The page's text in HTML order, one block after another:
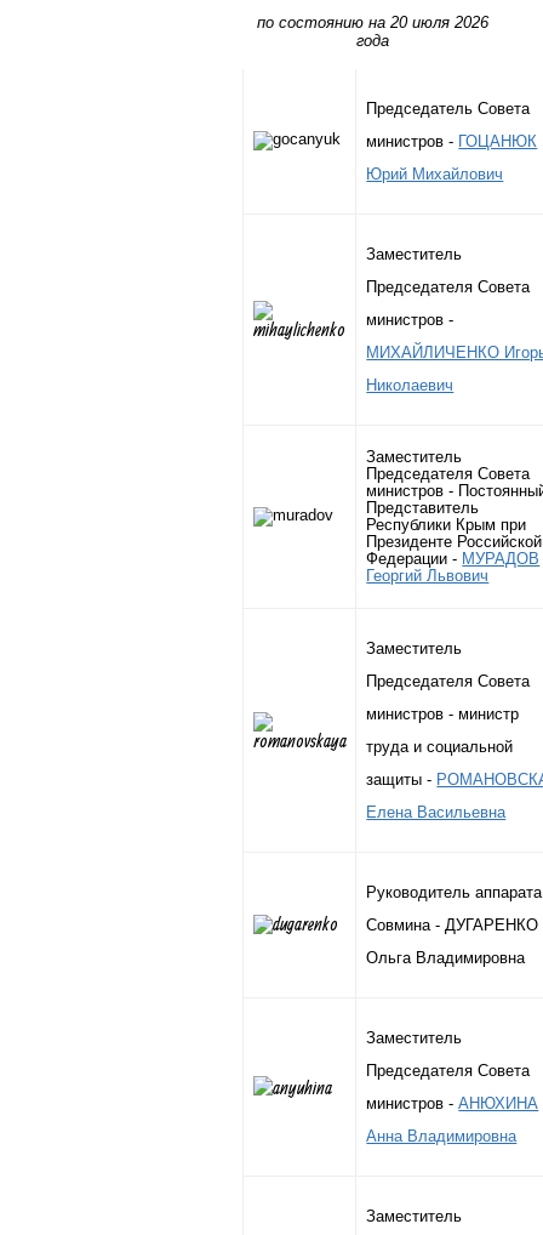
по состоянию на 20 июля 2026
года
Председатель Совета
министров - ГОЦАНЮК
Юрий Михайлович
Заместитель
Председателя Совета
министров -
МИХАЙЛИЧЕНКО
Николаевич
Заместитель
Председателя Совета
министров -
Представитель
Республики Крым при
Президенте Российской
Федерации - МУРАДОВ
Георгий Львович
Заместитель
Председателя Совета
министров - министр
труда и социальной
защиты-
Елена Васильевна
Руководитель аппарата
Совмина - ДУГАРЕНКО
Ольга Владимировна
Заместитель
Председателя Совета
министров -АНЮХИНА
Анна Владимировна
Заместитель